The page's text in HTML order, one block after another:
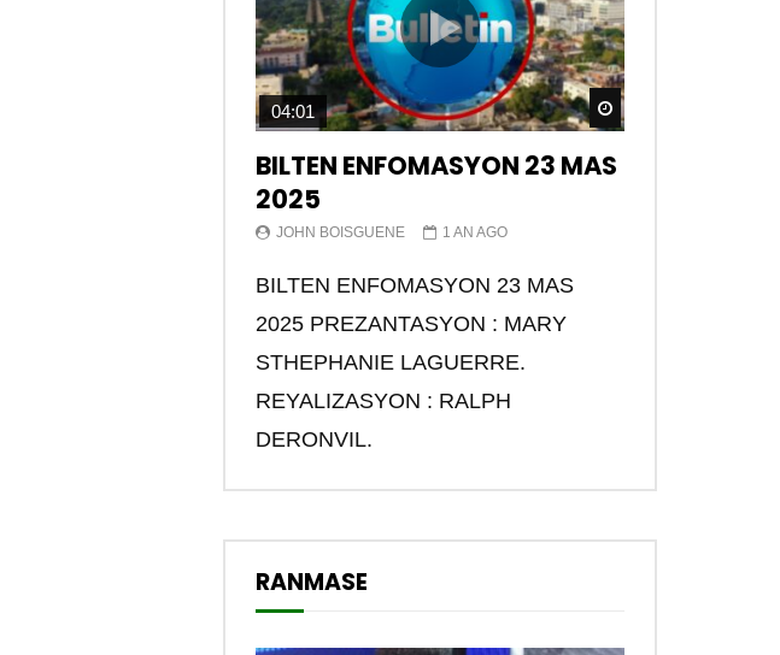
Watch Later
04:01
BILTEN ENFOMASYON 23 MAS
2025
JOHN BOISGUENE 1 AN AGO
BILTEN ENFOMASYON 23 MAS
2025 PREZANTASYON : MARY
STHEPHANIE LAGUERRE.
REYALIZASYON : RALPH
DERONVIL.
RANMASE